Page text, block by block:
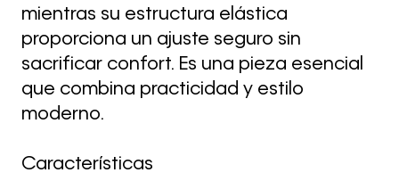
mientras su estructura elástica
proporciona un ajuste seguro sin
sacrificar confort. Es una pieza esencial
que combina practicidad y estilo
moderno.
Características